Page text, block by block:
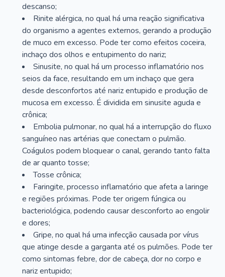
descanso;
Rinite alérgica, no qual há uma reação significativa
do organismo a agentes externos, gerando a produção
de muco em excesso. Pode ter como efeitos coceira,
inchaço dos olhos e entupimento do nariz;
Sinusite, no qual há um processo inflamatório nos
seios da face, resultando em um inchaço que gera
desde desconfortos até nariz entupido e produção de
mucosa em excesso. É dividida em sinusite aguda e
crônica;
Embolia pulmonar, no qual há a interrupção do fluxo
sanguíneo nas artérias que conectam o pulmão.
Coágulos podem bloquear o canal, gerando tanto falta
de ar quanto tosse;
Tosse crônica;
Faringite, processo inflamatório que afeta a laringe
e regiões próximas. Pode ter origem fúngica ou
bacteriológica, podendo causar desconforto ao engolir
e dores;
Gripe, no qual há uma infecção causada por vírus
que atinge desde a garganta até os pulmões. Pode ter
como sintomas febre, dor de cabeça, dor no corpo e
nariz entupido;